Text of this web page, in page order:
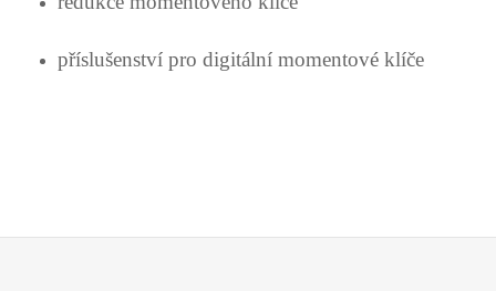
příslušenství pro digitální momentové klíče